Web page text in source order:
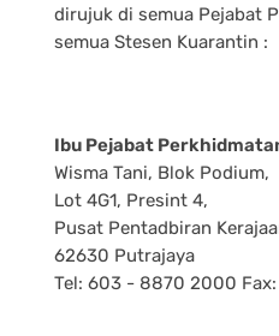
dirujuk di semua Pejabat
semua Stesen Kuarantin :
Ibu Pejabat
Wisma Tani, Blok Podium,
Lot 4G1, Presint 4,
Pusat Pentadbiran
62630 Putrajaya
Tel: 603 - 8870 2000